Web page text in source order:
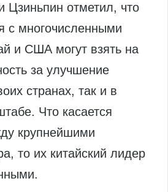
Цзиньпин отметил, что
с многочисленными
и США могут взять на
за улучшение
странах, так и в
Что касается
крупнейшими
то их китайский лидер